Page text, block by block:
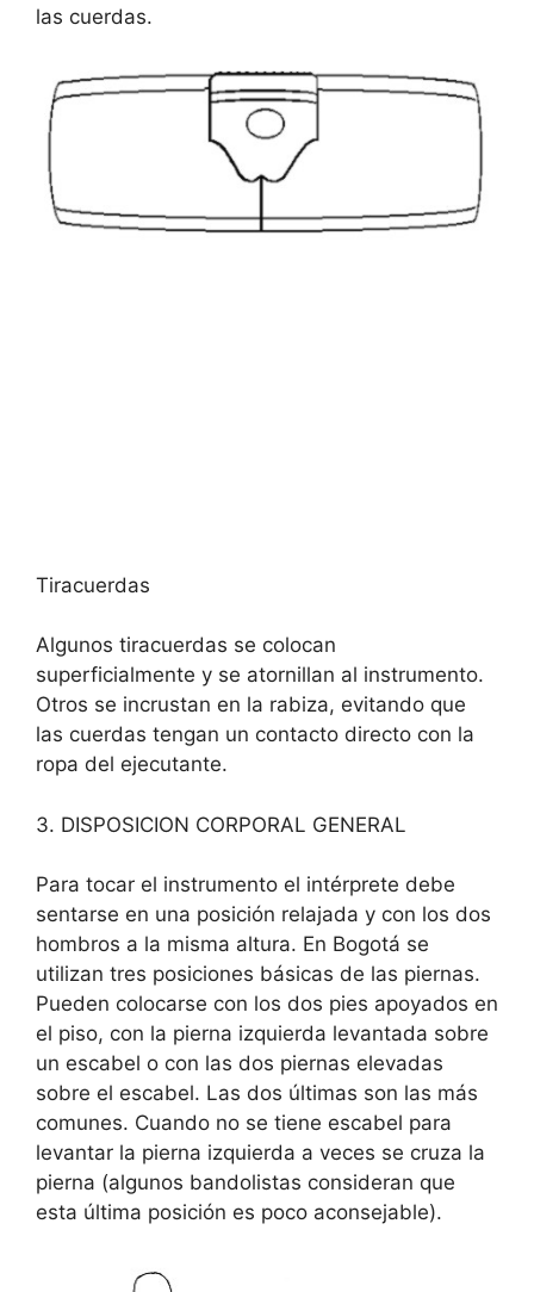
las cuerdas.
Tiracuerdas
Algunos tiracuerdas se colocan
superficialmente y se atornillan al instrumento.
Otros se incrustan en la rabiza, evitando que
las cuerdas tengan un contacto directo con la
ropa del ejecutante.
3. DISPOSICION CORPORAL GENERAL
Para tocar el instrumento el intérprete debe
sentarse en una posición relajada y con los dos
hombros a la misma altura. En Bogotá se
utilizan tres posiciones básicas de las piernas.
Pueden colocarse con los dos pies apoyados en
el piso, con la pierna izquierda levantada sobre
un escabel o con las dos piernas elevadas
sobre el escabel. Las dos últimas son las más
comunes. Cuando no se tiene escabel para
levantar la pierna izquierda a veces se cruza la
pierna (algunos bandolistas consideran que
esta última posición es poco aconsejable).